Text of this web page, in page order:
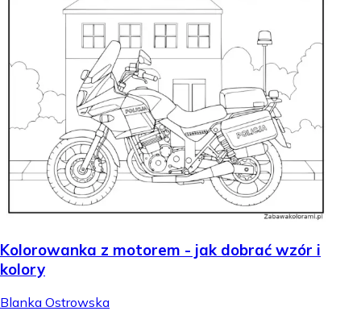
Kolorowanka z motorem - jak dobrać wzór i
kolory
Blanka Ostrowska